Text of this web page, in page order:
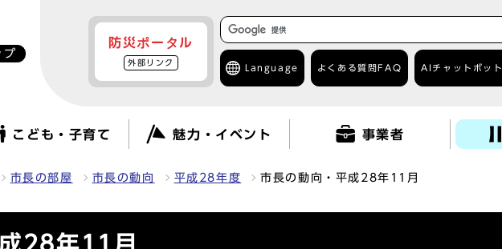
プ
防災ポータル
外部リンク
Language よくある質問 FAQ AIチャットボット
こども・子育て 魅力・イベント 事業者
市長の部屋 市長の動向 平成28年度 市長の動向・平成28年11月
28年11月